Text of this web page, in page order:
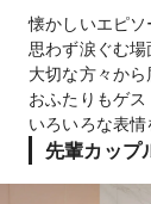
懐かしいエピソ
思わず涙ぐむ場
大切な方々か
おふたりもゲス
いろいろな表
先輩カップ